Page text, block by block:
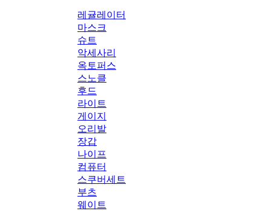
레귤레이터
마스크
슈트
악세사리
옥토퍼스
스노클
후드
라이트
게이지
오리발
장갑
나이프
컴퓨터
스쿠버세트
부츠
웨이트